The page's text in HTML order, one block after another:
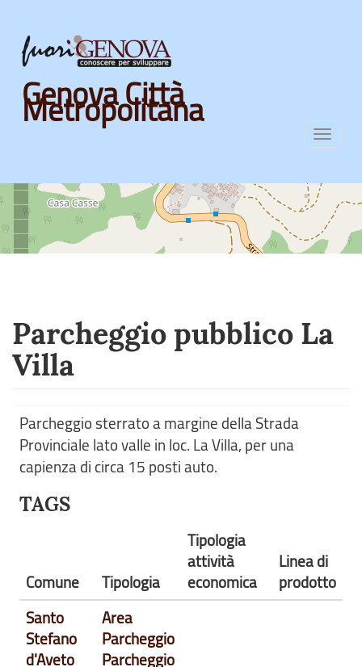
Skip
main
content
Genova Città
Metropolitana
Parcheggio pubblico La
Villa
Parcheggio sterrato a margine della Strada
Provinciale lato valle in loc. La Villa, per una
capienza di circa 15 posti auto.
TAGS
Comune Tipologia
Tipologia
attività
economica
Linea di
prodotto
Santo
Stefano
d'Aveto
Area
Parcheggio
Parcheggio